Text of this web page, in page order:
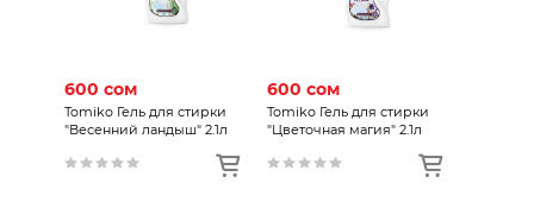
600 сом
Tomiko Гель для стирки
"Весенний ландыш" 2.1л
600 сом
Tomiko Гель для стирки
"Цветочная магия" 2.1л